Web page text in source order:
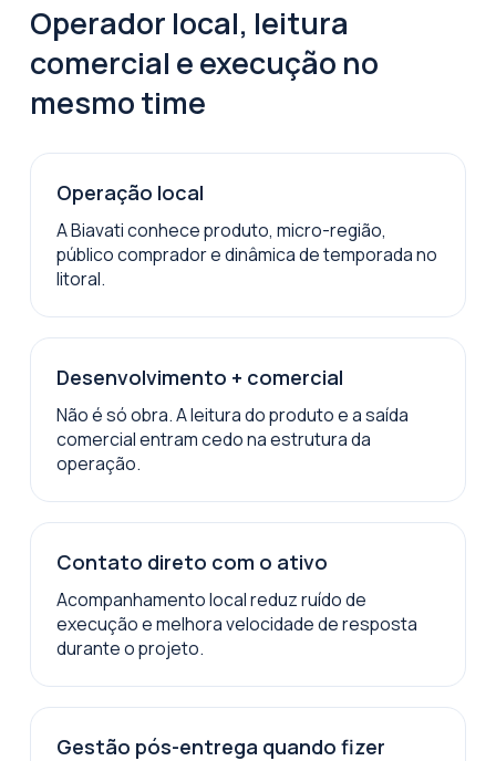
Operador local, leitura
comercial e execução no
mesmo time
Operação local
A Biavati conhece produto, micro-região,
público comprador e dinâmica de temporada no
litoral.
Desenvolvimento + comercial
Não é só obra. A leitura do produto e a saída
comercial entram cedo na estrutura da
operação.
Contato direto com o ativo
Acompanhamento local reduz ruído de
execução e melhora velocidade de resposta
durante o projeto.
Gestão pós-entrega quando fizer